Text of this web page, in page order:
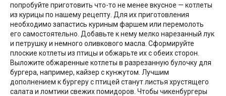
попробуйте приготовить что-то не менее вкусное — котлеты
из курицы по нашему рецепту. Для их приготовления
необходимо запастись куриным фаршем или перемолоть
его самостоятельно. Добавьте к нему мелко нарезанный лук
и петрушку и немного оливкового масла. Сформируйте
плоские котлеты из птицы и обжарьте их с обеих сторон.
Выложите обжаренные котлеты в разрезанную булочку для
бургера, например, кайзер с кунжутом. Лучшим
дополнением к бургеру с птицей станут листья хрустящего
салата и ломтики свежих помидоров. Чтобы чикенбургеры